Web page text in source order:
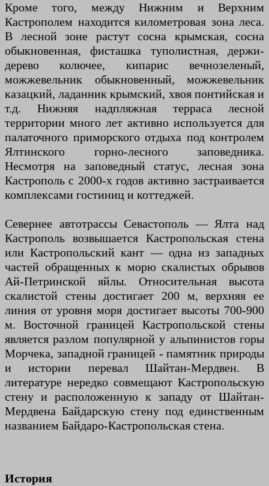
Кроме того, между Нижним и Верхним
Кастрополем находится километровая зона леса.
В лесной зоне растут сосна крымская, сосна
обыкновенная, фисташка туполистная, держи-
дерево колючее, кипарис вечнозеленый,
можжевельник обыкновенный, можжевельник
казацкий, ладанник крымский, хвоя понтийская и
т.д. Нижняя надпляжная терраса лесной
территории много лет активно используется для
палаточного приморского отдыха под контролем
Ялтинского горно-лесного заповедника.
Несмотря на заповедный статус, лесная зона
Кастрополь с 2000-х годов активно застраивается
комплексами гостиниц и коттеджей.
Севернее автотрассы Севастополь — Ялта над
Кастрополь возвышается Кастропольская стена
или Кастропольский кант — одна из западных
частей обращенных к морю скалистых обрывов
Ай-Петринской яйлы. Относительная высота
скалистой стены достигает 200 м, верхняя ее
линия от уровня моря достигает высоты 700-900
м. Восточной границей Кастропольской стены
является разлом популярной у альпинистов горы
Морчека, западной границей - памятник природы
и истории перевал Шайтан-Мердвен. В
литературе нередко совмещают Кастропольскую
стену и расположенную к западу от Шайтан-
Мердвена Байдарскую стену под единственным
названием Байдаро-Кастропольская стена.
История